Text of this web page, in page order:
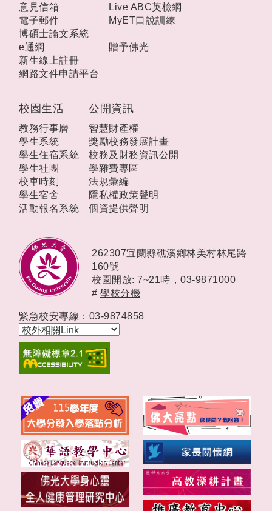
校園生活
教務行事曆
學生系統
學生住宿系統
學生社團
校車時刻
學生宿舍
活動報名系統
公開資訊
智慧財產權
獎勵校務發展計畫
校務及財務資訊公開
學雜費專區
法規彙編
隱私權政策聲明
個資提供聲明
意見信箱
電子郵件
博碩士論文系統
e通網
新生線上註冊
網路文件申請平台
Live ABC英檢網
MyET口說訓練
贈予佛光
262307宜蘭縣礁溪鄉林美村林尾路
160號
校園開放: 7~21時， 03-9871000
# 學校分機
緊急校安專線：03-9874858